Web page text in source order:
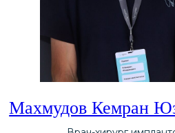
Махмудов Кемран